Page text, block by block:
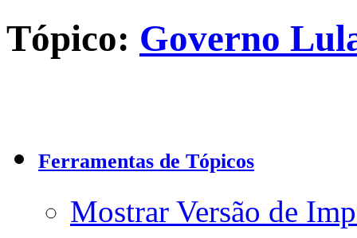
Tópico: Governo
Ferramentas de Tópicos
Mostrar Versão de